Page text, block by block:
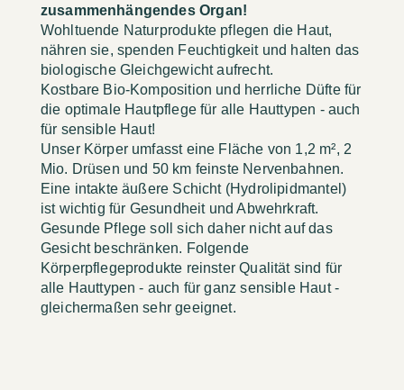
zusammenhängendes Organ!
Wohltuende Naturprodukte pflegen die Haut,
nähren sie, spenden Feuchtigkeit und halten das
biologische Gleichgewicht aufrecht.
Kostbare Bio-Komposition und herrliche Düfte für
die optimale Hautpflege für alle Hauttypen - auch
für sensible Haut!
Unser Körper umfasst eine Fläche von 1,2 m², 2
Mio. Drüsen und 50 km feinste Nervenbahnen.
Eine intakte äußere Schicht (Hydrolipidmantel)
ist wichtig für Gesundheit und Abwehrkraft.
Gesunde Pflege soll sich daher nicht auf das
Gesicht beschränken. Folgende
Körperpflegeprodukte reinster Qualität sind für
alle Hauttypen - auch für ganz sensible Haut -
gleichermaßen sehr geeignet.